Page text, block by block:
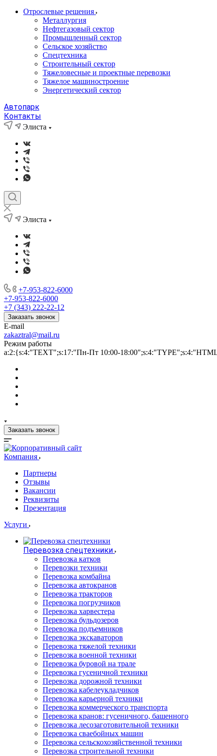
Отрослевые решения
Металлургия
Нефтегазовый сектор
Промышленный сектор
Сельское хозяйство
Спецтехника
Строительный сектор
Тяжеловесные и проектные перевозки
Тяжелое машиностроение
Энергетический сектор
Автопарк
Контакты
Элиста
Элиста
+7-953-822-6000
+7-953-822-6000
+7 (343) 222-22-12
Заказать звонок
E-mail
zakaztral@mail.ru
Режим работы
a:2:{s:4:"TEXT";s:17:"Пн-Пт 10:00-
Заказать звонок
Компания
Партнеры
Отзывы
Вакансии
Реквизиты
Презентация
Услуги
Перевозка спецтехники
Перевозка катков
Перевозки техники
Перевозка комбайна
Перевозка автокранов
Перевозка тракторов
Перевозка погрузчиков
Перевозка харвестера
Перевозка бульдозеров
Перевозка подъемников
Перевозка экскаваторов
Перевозка тяжелой техники
Перевозка военной техники
Перевозка буровой на трале
Перевозка гусеничной техники
Перевозка дорожной техники
Перевозка кабелеукладчиков
Перевозка карьерной техники
Перевозка коммерческого транспорта
Перевозка кранов: гусеничного, башенного
Перевозка лесозаготовительной техники
Перевозка сваебойных машин
Перевозка сельскохозяйственной техники
Перевозка строительной техники